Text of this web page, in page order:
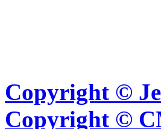
Copyright ©
Copyright ©